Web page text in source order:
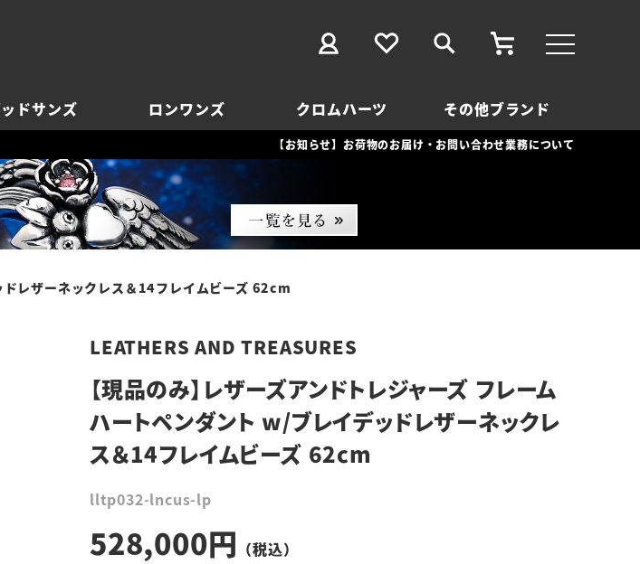
ドサンズ ロンワンズ クロムハーツ その他ブランド
【お知らせ】お荷物のお届け・お問い合わせ業務について
ドレザーネックレス＆14フレイムビーズ 62cm
LEATHERS AND TREASURES
【現品のみ】レザーズアンドトレジャーズ フレーム
ハートペンダント w/ブレイデッドレザーネックレ
ス＆14フレイムビーズ 62cm
lltp032-lncus-lp
528,000